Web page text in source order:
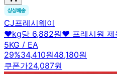
CJ프레시웨이
♥kg당 6,882원♥ 프레시원 제
5KG / EA
29%34,410원48,180원
쿠폰가24,087원